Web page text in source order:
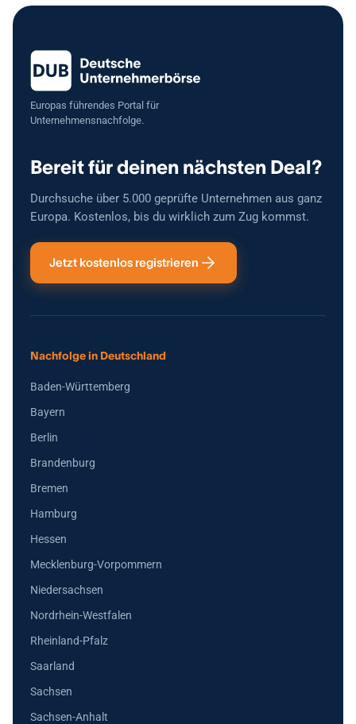
Europas führendes Portal für
Unternehmensnachfolge.
Bereit für deinen nächsten Deal?
Durchsuche über 5.000 geprüfte Unternehmen aus ganz
Europa. Kostenlos, bis du wirklich zum Zug kommst.
Jetzt kostenlos registrieren
Nachfolge in Deutschland
Baden-Württemberg
Bayern
Berlin
Brandenburg
Bremen
Hamburg
Hessen
Mecklenburg-Vorpommern
Niedersachsen
Nordrhein-Westfalen
Rheinland-Pfalz
Saarland
Sachsen
Sachsen-Anhalt